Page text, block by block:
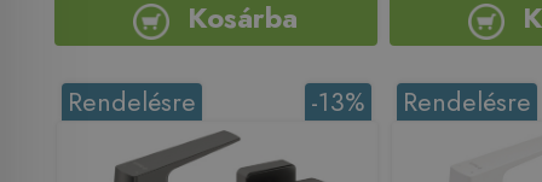
Kosárba
-13%
Rendelésre Rendelésre